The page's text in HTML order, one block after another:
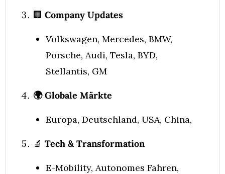
🏢 Company Updates
Volkswagen, Mercedes, BMW,
Porsche, Audi, Tesla, BYD,
Stellantis, GM
🌍 Globale Märkte
Europa, Deutschland, USA, China,
🔬 Tech & Transformation
E-Mobility, Autonomes Fahren,